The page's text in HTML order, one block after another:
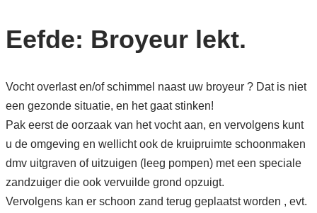
Eefde: Broyeur lekt.
Vocht overlast en/of schimmel naast uw broyeur ? Dat is niet
een gezonde situatie, en het gaat stinken!
Pak eerst de oorzaak van het vocht aan, en vervolgens kunt
u de omgeving en wellicht ook de kruipruimte schoonmaken
dmv uitgraven of uitzuigen (leeg pompen) met een speciale
zandzuiger die ook vervuilde grond opzuigt.
Vervolgens kan er schoon zand terug geplaatst worden , evt.